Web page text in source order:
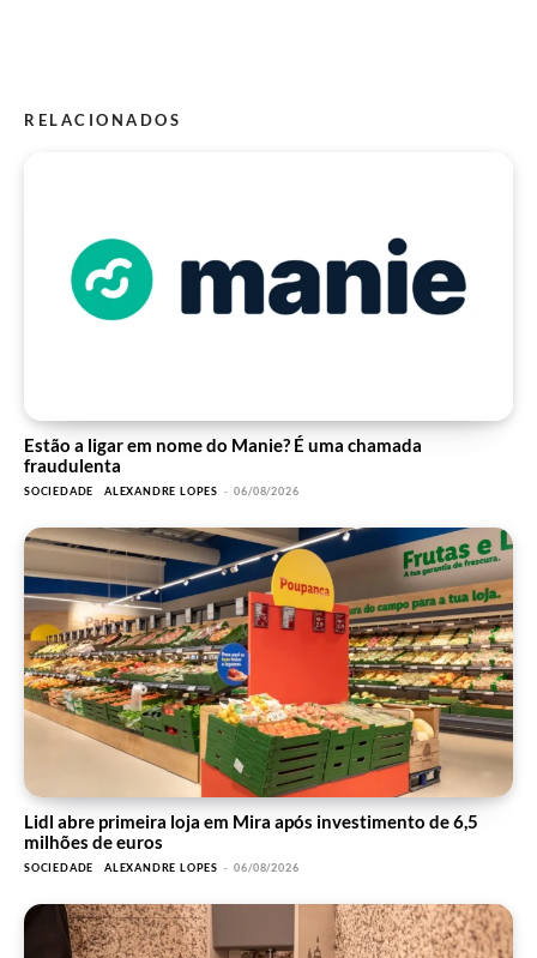
RELACIONADOS
Estão a ligar em nome do Manie? É uma chamada
fraudulenta
SOCIEDADE ALEXANDRE LOPES - 06/08/2026
Lidl abre primeira loja em Mira após investimento de 6,5
milhões de euros
SOCIEDADE ALEXANDRE LOPES - 06/08/2026